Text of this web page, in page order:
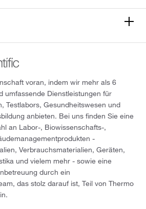
voran, indem wir mehr als 6
umfassende Dienstleistungen für
Testlabors, Gesundheitswesen und
anbieten. Bei uns finden Sie eine
an Labor-, Biowissenschafts-,
-
Verbrauchsmaterialien, Geräten,
und vielem mehr - sowie eine
durch ein
das stolz darauf ist, Teil von Thermo